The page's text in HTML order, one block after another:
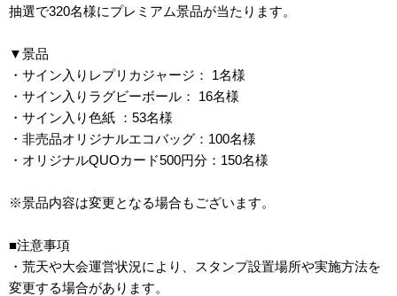
抽選で320名様にプレミアム景品が当たります。
▼景品
・サイン入りレプリカジャージ： 1名様
・サイン入りラグビーボール： 16名様
・サイン入り色紙 ：53名様
・⾮売品オリジナルエコバッグ：100名様
・オリジナルQUOカード500円分：150名様
※景品内容は変更となる場合もございます。
■注意事項
・荒天や大会運営状況により、スタンプ設置場所や実施方法を
変更する場合があります。